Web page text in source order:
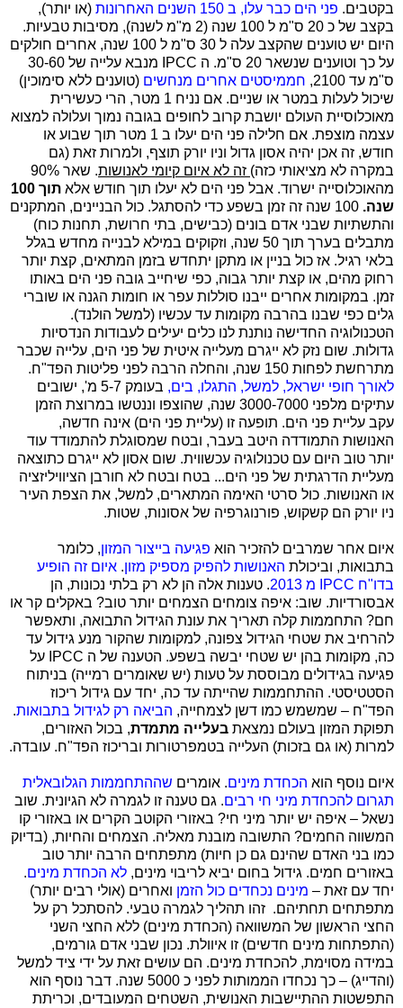
בקטבים. פני הים כבר עלו, ב 150 השנים האחרונות
(או יותר),
בקצב של כ 20 ס"מ ל 100 שנה (2 מ"מ לשנה), מסיבות טבעיות.
היום יש טוענים שהקצב עלה ל 30 ס"מ ל 100 שנה, אחרים חולקים
על כך וטוענים שנשאר 20 ס"מ. ה
IPCC
מנבא עלייה של 30-60
ס"מ עד 2100,
חממיסטים אחרים מנחשים (טוענים ללא סימוכין)
שיכול לעלות במטר או שניים. אם נניח 1 מטר, הרי כעשירית
מאוכלוסיית העולם יושבת קרוב לחופים בגובה נמוך ועלולה למצוא
עצמה מוצפת. אם חלילה פני הים יעלו ב 1 מטר תוך שבוע או
חודש, זה אכן יהיה אסון גדול וניו יורק תוצף, ולמרות זאת (גם
במקרה לא מציאותי כזה) זה לא איום קיומי לאנושות
. שאר 90%
מהאוכלוסייה ישרוד. אבל פני הים לא יעלו תוך חודש אלא
תוך 100
שנה.
100 שנה זה זמן בשפע כדי להסתגל. כול הבניינים, המתקנים
והתשתיות שבני אדם בונים (כבישים, בתי חרושת, תחנות כוח)
מתבלים בערך תוך 50 שנה, וזקוקים במילא לבנייה מחדש בגלל
בלאי רגיל. אז כול בניין או מתקן יתחדש בזמן המתאים, קצת יותר
רחוק מהים, או קצת יותר גבוה, כפי שיחייב גובה פני הים באותו
זמן. במקומות אחרים ייבנו סוללות עפר או חומות הגנה או שוברי
גלים כפי שבנו בהרבה מקומות עד עכשיו (למשל הולנד).
הטכנולוגיה החדישה נותנת לנו כלים יעילים לעבודות הנדסיות
גדולות. שום נזק לא ייגרם מעלייה איטית של פני הים, עלייה שכבר
מתרחשת לפחות 150 שנה, והחלה הרבה לפני פליטות הפד"ח.
לאורך חופי ישראל, למשל, התגלו, בים,
בעומק 5-7 מ', ישובים
עתיקים מלפני 3000-7000 שנה, שהוצפו וננטשו במרוצת הזמן
עקב עליית פני הים. תופעה זו (עליית פני הים) אינה חדשה,
האנושות התמודדה היטב בעבר, ובטח שמסוגלת להתמודד עוד
יותר טוב היום עם טכנולוגיה עכשווית. שום אסון לא ייגרם כתוצאה
מעליית הדרגתית של פני הים... בטח ובטח לא חורבן הציוויליזציה
או האנושות. כול סרטי האימה המתארים, למשל, את הצפת העיר
ניו יורק הם קשקוש, פורנוגרפיה של אסונות, שטות.
איום אחר שמרבים להזכיר הוא פגיעה בייצור המזון, כלומר
בתבואות, וביכולת האנושות להפיק מספיק מזון. איום זה הופיע
בדו"ח IPCC מ 2013
. טענות אלה הן לא רק בלתי נכונות, הן
אבסורדיות. שוב: איפה צומחים הצמחים יותר טוב? באקלים קר או
חם? התחממות קלה תאריך את עונת הגידול התבואה, ותאפשר
להרחיב את שטחי הגידול צפונה, למקומות שהקור מנע גידול עד
כה, מקומות בהן יש שטחי יבשה בשפע. הטענה של ה IPCC על
פגיעה בגידולים מבוססת על טעות (יש שאומרים רמייה) בניתוח
הסטטיסטי. ההתחממות שהייתה עד כה, יחד עם גידול ריכוז
הפד"ח – שמשמש כמו דשן לצמחייה, הביאה רק לגידול בתבואות.
תפוקת המזון בעולם נמצאת בעלייה מתמדת, בכול האזורים,
למרות (או גם בזכות) העלייה בטמפרטורות ובריכוז הפד"ח. עובדה.
איום נוסף הוא הכחדת מינים. אומרים שההתחממות הגלובאלית
תגרום להכחדת מיני חי רבים. גם טענה זו לגמרה לא הגיונית. שוב
נשאל – איפה יש יותר מיני חי? באזורי הקוטב הקרים או באזורי קו
המשווה החמים? התשובה מובנת מאליה. הצמחים והחיות, (בדיוק
כמו בני האדם שהינם גם כן חיות) מתפתחים הרבה יותר טוב
באזורים חמים. גידול בחום יביא לריבוי מינים, לא הכחדת מינים.
יחד עם זאת – מינים נכחדים כול הזמן ואחרים (אולי רבים יותר)
מתפתחים תחתיהם. זהו תהליך לגמרה טבעי. להסתכל רק על
החצי הראשון של המשוואה (הכחדת מינים) ללא החצי השני
(התפתחות מינים חדשים) זו איוולת. נכון שבני אדם גורמים,
במידה מסוימת, להכחדת מינים. הם עושים זאת על ידי ציד למשל
(והדייג) – כך נכחדו הממותות לפני כ 5000 שנה. דבר נוסף הוא
התפשטות ההתיישבות האנושית, השטחים המעובדים, וכריתת